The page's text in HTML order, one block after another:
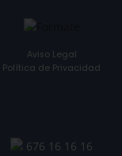
Aviso Legal
Política de Privacidad
676 16 16 16